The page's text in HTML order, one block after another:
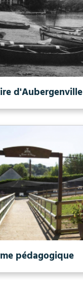
d'Aubergenville
pédagogique